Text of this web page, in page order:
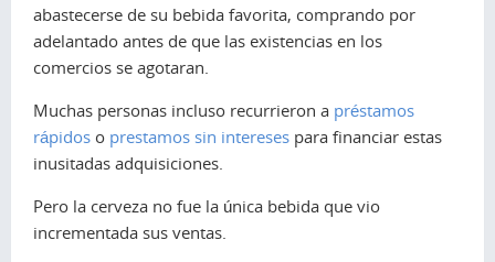
abastecerse de su bebida favorita, comprando por
adelantado antes de que las existencias en los
comercios se agotaran.
Muchas personas incluso recurrieron a préstamos
rápidos o prestamos sin intereses para financiar estas
inusitadas adquisiciones.
Pero la cerveza no fue la única bebida que vio
incrementada sus ventas.